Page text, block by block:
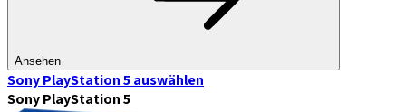
Ansehen
Sony PlayStation 5auswählen
Sony PlayStation 5